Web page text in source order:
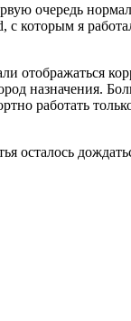
очередь
с которым я
отображаться
назначения.
работать
осталось